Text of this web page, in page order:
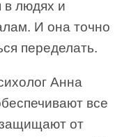
в людях и
И она точно
переделать.
Анна
все
защищают от